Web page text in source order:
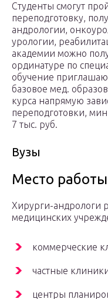
Студенты смогут
переподготовку,
андрологии,
урологии,
академии можно
ординатуре по
обучение
базовое мед.
курса напрямую
переподготовки,
7 тыс. руб.
Вузы
Место работы
Хирурги-андрологи
медицинских
коммерческие
частные
центры